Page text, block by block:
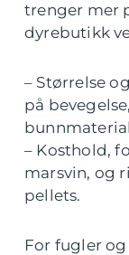
trenger mer
dyrebutikk
– Størrelse
på
– Kosthold,
marsvin, og
pellets.
For fugler